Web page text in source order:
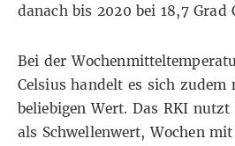
danach bis 2020bei 18,7 Grad
Bei der
Celsius handelt es sich zudem
beliebigen Wert. Das RKI nutzt
als Schwellenwert, Wochen